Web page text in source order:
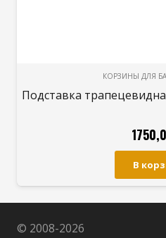
КОРЗИНЫ ДЛЯ
Подставка
В
© 2008-2026